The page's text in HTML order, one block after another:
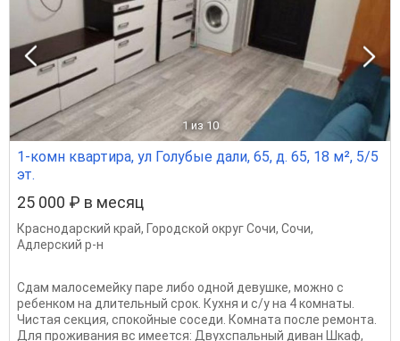
1 из 10
1-комн квартира, ул Голубые дали, 65, д. 65, 18 м², 5/5
эт.
25 000 ₽ в месяц
Краснодарский край, Городской округ Сочи, Сочи,
Адлерский р-н
Сдам малосемейку паре либо одной девушке, можно с
ребенком на длительный срок. Кухня и с/у на 4 комнаты.
Чистая секция, спокойные соседи. Комната после ремонта.
Для проживания вс имеется: Двухспальный диван Шкаф,